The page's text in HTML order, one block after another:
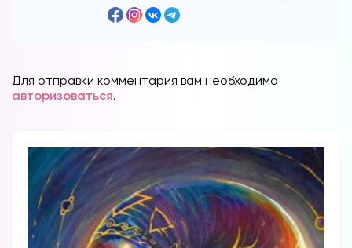
Для отправки комментария вам необходимо
авторизоваться.